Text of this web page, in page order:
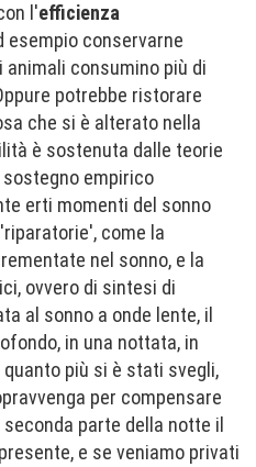
l'efficienza
esempio conservarne
animali consumino più di
potrebbe ristorare
che si è alterato nella
è sostenuta dalle teorie
empirico
erti momenti del sonno
come la
nel sonno, e la
ovvero di sintesi di
al sonno a onde lente, il
in una nottata, in
più si è stati svegli,
per compensare
parte della notte il
e se veniamo privati